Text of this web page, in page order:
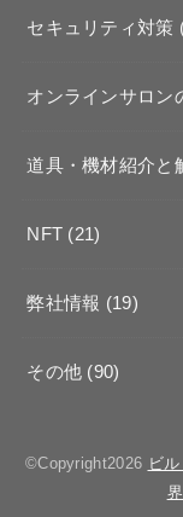
セキュリティ対策
オンラインサロン
道具・機材紹介と
NFT (21)
弊社情報 (19)
その他 (90)
©Copyright2026 ビ